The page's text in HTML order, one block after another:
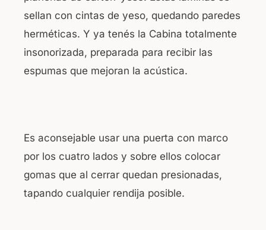
sellan con cintas de yeso, quedando paredes
herméticas. Y ya tenés la Cabina totalmente
insonorizada, preparada para recibir las
espumas que mejoran la acústica.
Es aconsejable usar una puerta con marco
por los cuatro lados y sobre ellos colocar
gomas que al cerrar quedan presionadas,
tapando cualquier rendija posible.